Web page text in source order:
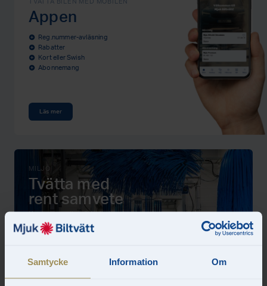
Samtycke Information Om
Appen
add_circle Reg.nummer-avläsning
add_circle Rabatter
add_circle Kort eller Swish
add_circle Abonnemang
Läs mer
MILJÖ
Tvätta med
rent samvete
Hos oss ger din tvätt minsta
möjliga miljöpåverkan.
Läs mer